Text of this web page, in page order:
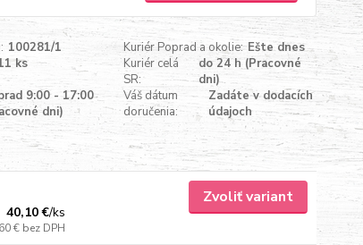
100281/1 Kuriér Poprad a okolie: Ešte dnes
ks
Kuriér celá
SR:
do 24 h (Pracovné
dni)
9:00 - 17:00
dni)
Váš dátum
doručenia:
Zadáte v dodacích
údajoch
40,10 €/ks
€ bez DPH
Zvoliť variant